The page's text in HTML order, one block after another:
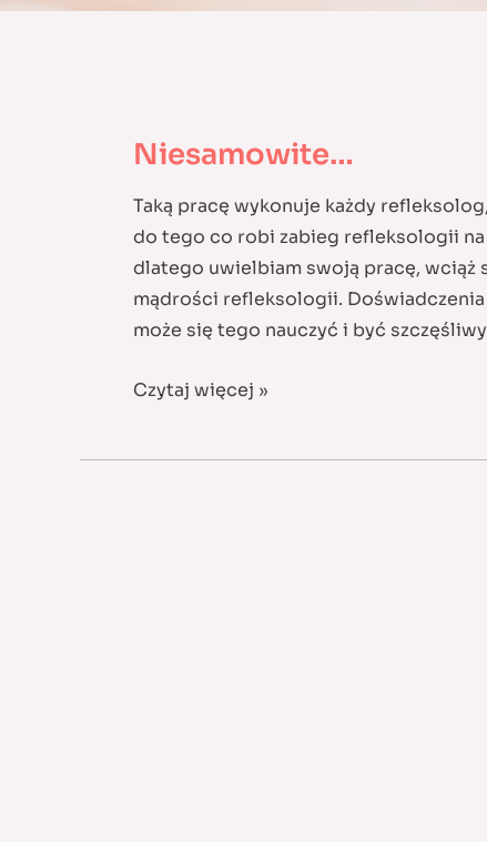
Niesamowite…
Taką pracę wykonuje każdy
do tego co robi zabieg refleksologii na
dlatego uwielbiam swoją pracę, wciąż
mądrości refleksologii. Doświadczenia
może się tego nauczyć i być
Niesamowite…
Czytaj więcej »